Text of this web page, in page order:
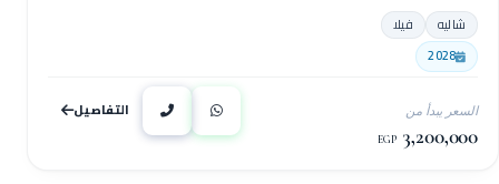
شاليه
فيلا
2028
السعر يبدأ من
3,200,000
EGP
التفاصيل